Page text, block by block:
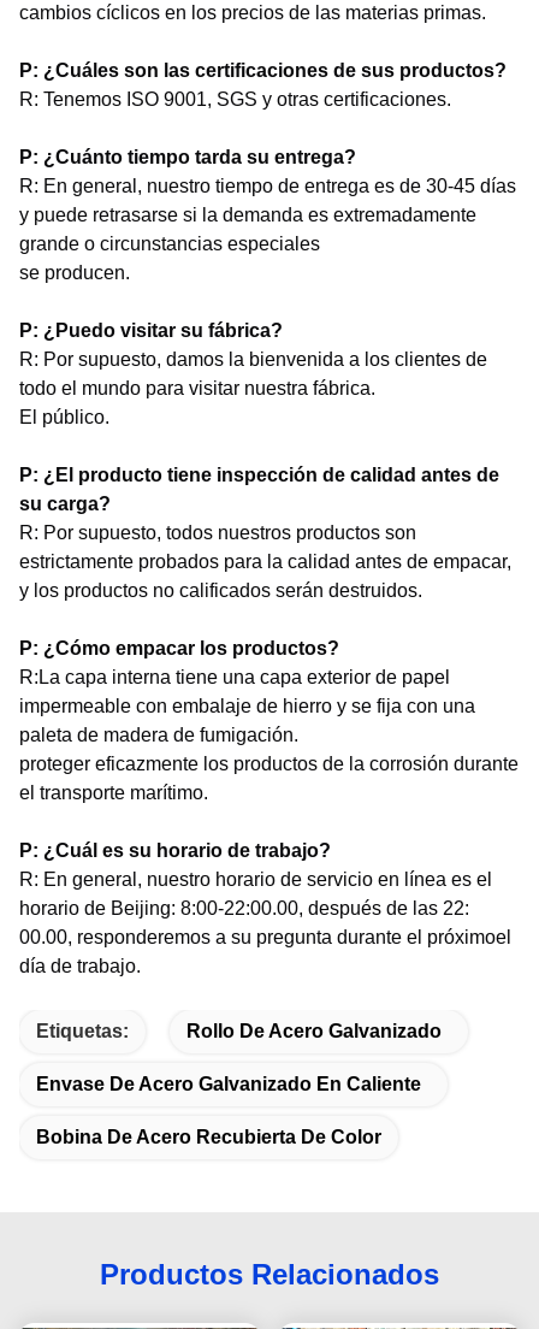
cambios cíclicos en los precios de las materias primas.
P: ¿Cuáles son las certificaciones de sus productos?
R: Tenemos ISO 9001, SGS y otras certificaciones.
P: ¿Cuánto tiempo tarda su entrega?
R: En general, nuestro tiempo de entrega es de 30-45 días
y puede retrasarse si la demanda es extremadamente
grande o circunstancias especiales
se producen.
P: ¿Puedo visitar su fábrica?
R: Por supuesto, damos la bienvenida a los clientes de
todo el mundo para visitar nuestra fábrica.
El público.
P: ¿El producto tiene inspección de calidad antes de
su carga?
R: Por supuesto, todos nuestros productos son
estrictamente probados para la calidad antes de empacar,
y los productos no calificados serán destruidos.
P: ¿Cómo empacar los productos?
R:La capa interna tiene una capa exterior de papel
impermeable con embalaje de hierro y se fija con una
paleta de madera de fumigación.
proteger eficazmente los productos de la corrosión durante
el transporte marítimo.
P: ¿Cuál es su horario de trabajo?
R: En general, nuestro horario de servicio en línea es el
horario de Beijing: 8:00-22:00.00, después de las 22:
00.00, responderemos a su pregunta durante el próximoel
día de trabajo.
Etiquetas: Rollo De Acero Galvanizado
Envase De Acero Galvanizado En Caliente
Bobina De Acero Recubierta De Color
Productos Relacionados